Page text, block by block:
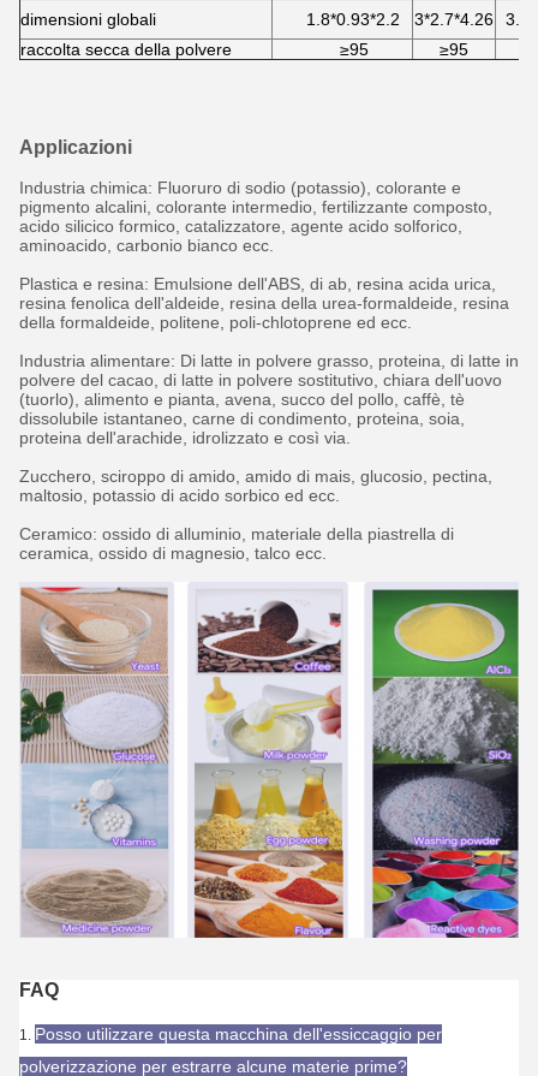
dimensioni globali 1.8*0.93*2.2 3*2.7*4.26
raccolta secca della polvere
≥95 ≥95
Applicazioni
Industria chimica: Fluoruro di sodio (potassio), colorante e
pigmento alcalini, colorante intermedio, fertilizzante composto,
acido silicico formico, catalizzatore, agente acido solforico,
aminoacido, carbonio bianco ecc.
Plastica e resina: Emulsione dell'ABS, di ab, resina acida urica,
resina fenolica dell'aldeide, resina della urea-formaldeide, resina
della formaldeide, politene, poli-chlotoprene ed ecc.
Industria alimentare: Di latte in polvere grasso, proteina, di latte in
polvere del cacao, di latte in polvere sostitutivo, chiara dell'uovo
(tuorlo), alimento e pianta, avena, succo del pollo, caffè, tè
dissolubile istantaneo, carne di condimento, proteina, soia,
proteina dell'arachide, idrolizzato e così via.
Zucchero, sciroppo di amido, amido di mais, glucosio, pectina,
maltosio, potassio di acido sorbico ed ecc.
Ceramico: ossido di alluminio, materiale della piastrella di
ceramica, ossido di magnesio, talco ecc.
FAQ
1. Posso utilizzare questa macchina dell'essiccaggio per
polverizzazione per estrarre alcune materie prime?